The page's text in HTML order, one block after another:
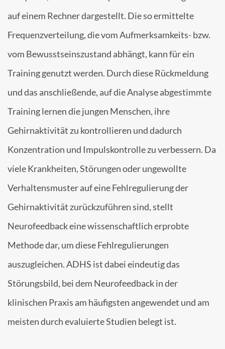
auf einem Rechner dargestellt. Die so ermittelte
Frequenzverteilung, die vom Aufmerksamkeits- bzw.
vom Bewusstseinszustand abhängt, kann für ein
Training genutzt werden. Durch diese Rückmeldung
und das anschließende, auf die Analyse abgestimmte
Training lernen die jungen Menschen, ihre
Gehirnaktivität zu kontrollieren und dadurch
Konzentration und Impulskontrolle zu verbessern. Da
viele Krankheiten, Störungen oder ungewollte
Verhaltensmuster auf eine Fehlregulierung der
Gehirnaktivität zurückzuführen sind, stellt
Neurofeedback eine wissenschaftlich erprobte
Methode dar, um diese Fehlregulierungen
auszugleichen. ADHS ist dabei eindeutig das
Störungsbild, bei dem Neurofeedback in der
klinischen Praxis am häufigsten angewendet und am
meisten durch evaluierte Studien belegt ist.